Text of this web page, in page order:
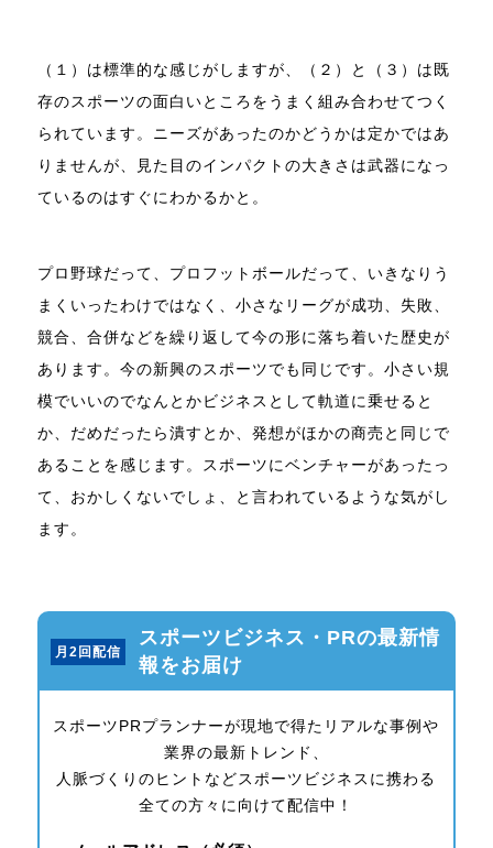
（１）は標準的な感じがしますが、（２）と（３）は既
存のスポーツの面白いところをうまく組み合わせてつく
られています。ニーズがあったのかどうかは定かではあ
りませんが、見た目のインパクトの大きさは武器になっ
ているのはすぐにわかるかと。
プロ野球だって、プロフットボールだって、いきなりう
まくいったわけではなく、小さなリーグが成功、失敗、
競合、合併などを繰り返して今の形に落ち着いた歴史が
あります。今の新興のスポーツでも同じです。小さい規
模でいいのでなんとかビジネスとして軌道に乗せると
か、だめだったら潰すとか、発想がほかの商売と同じで
あることを感じます。スポーツにベンチャーがあったっ
て、おかしくないでしょ、と言われているような気がし
ます。
月2回配信
スポーツビジネス・PRの最新情
報をお届け
スポーツPRプランナーが現地で得たリアルな事例や
業界の最新トレンド、
人脈づくりのヒントなどスポーツビジネスに携わる
全ての方々に向けて配信中！